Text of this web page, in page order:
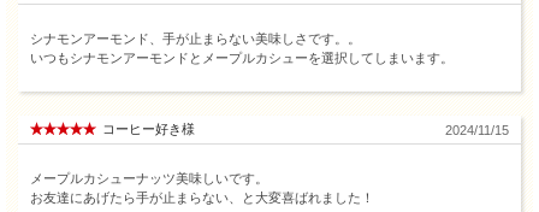
シナモンアーモンド、手が止まらない美味しさです。。
いつもシナモンアーモンドとメープルカシューを選択してしまいます。
コーヒー好き様 2024/11/15
メープルカシューナッツ美味しいです。
お友達にあげたら手が止まらない、と大変喜ばれました！